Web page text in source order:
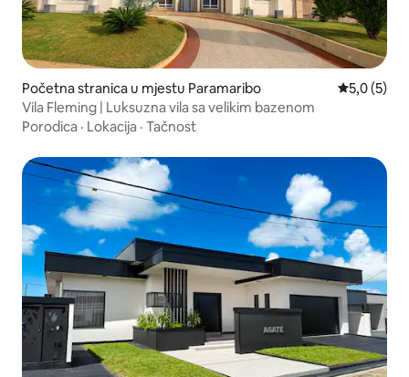
Početna stranica u mjestu Paramaribo prosječna
5,0 (5)
Vila Fleming | Luksuzna vila sa velikim bazenom
Porodica · Lokacija · Tačnost